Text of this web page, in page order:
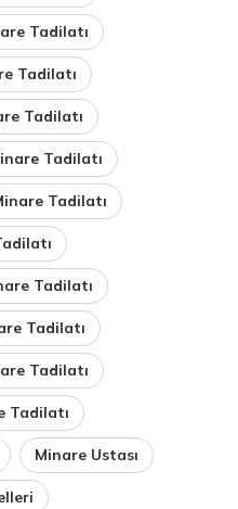
Tadilatı
Tadilatı
Tadilatı
Tadilatı
Tadilatı
Tadilatı
Tadilatı
Tadilatı
Tadilatı
Minare Ustası